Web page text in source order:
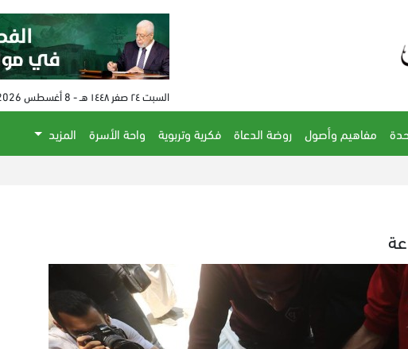
السبت ٢٤ صفر ١٤٤٨ هـ - 8 أغسطس 2026 م - الساعة 12:47 م
مفاهيم وأصول روضة الدعاة فكرية وتربوية واحة الأسرة
المزيد